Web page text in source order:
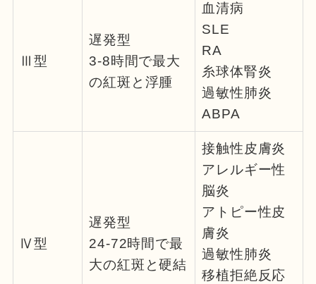
Ⅲ型
遅発型
3-8時間で最大
の紅斑と浮腫
血清病
SLE
RA
糸球体腎炎
過敏性肺炎
ABPA
Ⅳ型
遅発型
24-72時間で最
大の紅斑と硬結
接触性皮膚炎
アレルギー性
脳炎
アトピー性皮
膚炎
過敏性肺炎
移植拒絶反応